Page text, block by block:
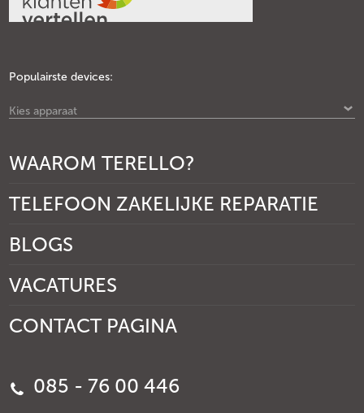
Populairste devices:
Kies apparaat
WAAROM TERELLO?
TELEFOON ZAKELIJKE REPARATIE
BLOGS
VACATURES
CONTACT PAGINA
085 - 76 00 446